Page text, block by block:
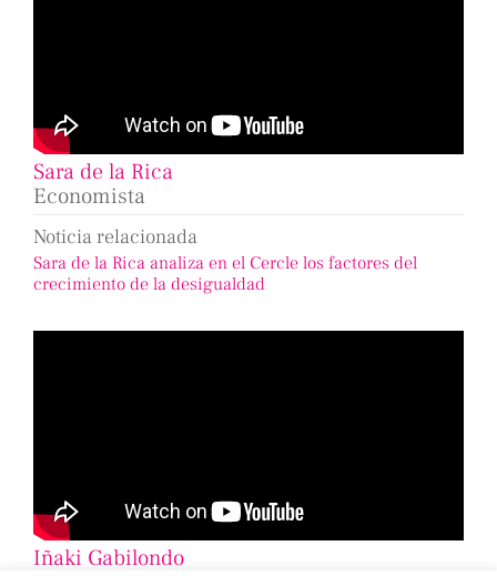
Sara de la Rica
Economista
Noticia relacionada
Sara de la Rica analiza en el Cercle los factores del
crecimiento de la desigualdad
Iñaki Gabilondo